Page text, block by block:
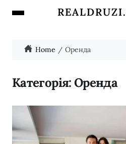
Home Оренда
Категорія:Оренда